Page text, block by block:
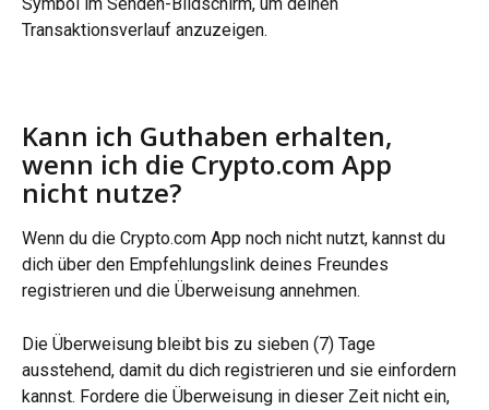
Transaktionsverlauf anzuzeigen.
Kann ich Guthaben erhalten,
wenn ich die Crypto.com App
nicht nutze?
Wenn du die Crypto.com App noch nicht nutzt, kannst du
dich über den Empfehlungslink deines Freundes
registrieren und die Überweisung annehmen.
Die Überweisung bleibt bis zu sieben (7) Tage
ausstehend, damit du dich registrieren und sie einfordern
kannst. Fordere die Überweisung in dieser Zeit nicht ein,